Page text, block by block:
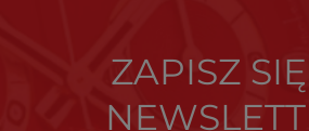
ZAPISZ